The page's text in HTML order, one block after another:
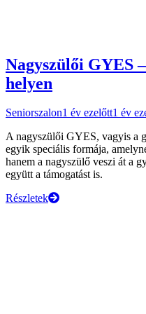
Nagyszülői GYES
helyen
Seniorszalon1 év ezelőtt1 év
A nagyszülői GYES, vagyis a
egyik speciális formája,
hanem a nagyszülő veszi át a
együtt a támogatást is.
Részletek